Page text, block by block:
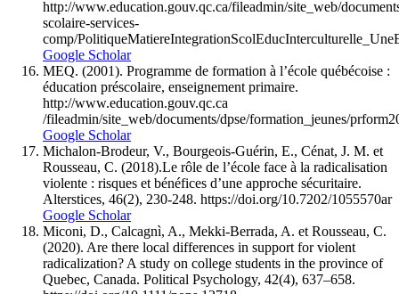
http://www.education.gouv.qc.ca/fileadmin/site_web/
scolaire-services-
comp/
Google Scholar
MEQ. (2001). Programme de formation à l’école québécoise :
éducation préscolaire, enseignement primaire.
http://www.education.gouv.qc.ca
/fileadmin/site_web/documents/dpse/formation_jeunes/
Google Scholar
Michalon-Brodeur, V., Bourgeois-Guérin, E., Cénat, J. M. et
Rousseau, C. (2018).Le rôle de l’école face à la radicalisation
violente : risques et bénéfices d’une approche sécuritaire.
Alterstices, 46(2), 230-248. https://doi.org/10.7202/1055570ar
Google Scholar
Miconi, D., Calcagnì, A., Mekki-Berrada, A. et Rousseau, C.
(2020). Are there local differences in support for violent
radicalization? A study on college students in the province of
Quebec, Canada. Political Psychology, 42(4), 637–658.